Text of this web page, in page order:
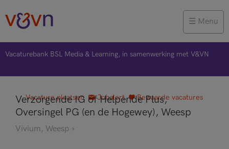
Menu
Vacaturebank BSL Media & Learning, in samenwerking met V&VN
Vacature plaatsen Jobalert Bewaarde vacatures
Verzorgende IG of Helpende Plus,
Oversingel PG (en de Hogewey), Weesp
Vivium, Weesp